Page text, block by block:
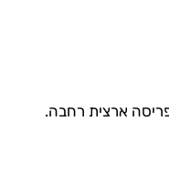
ארצית רחבה.